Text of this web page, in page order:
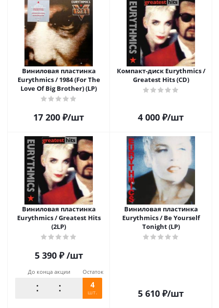
Виниловая пластинка
Eurythmics / 1984 (For The
Love Of Big Brother) (LP)
17 200 ₽/шт
Компакт-диск Eurythmics /
Greatest Hits (CD)
4 000 ₽/шт
Виниловая пластинка
Eurythmics / Greatest Hits
(2LP)
5 390₽ /шт
До конца акции Остаток
4
шт.
Виниловая пластинка
Eurythmics / Be Yourself
Tonight (LP)
5 610 ₽/шт